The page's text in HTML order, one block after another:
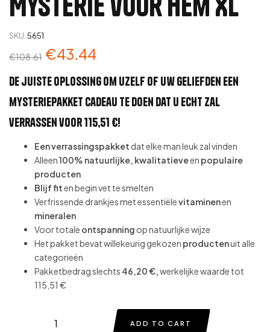
SKU:5651
€108.61 €43.44
De juiste oplossing om uzelf of uw geliefden een
mysteriepakket cadeau te doen dat u echt zal
verrassen voor 115,51 €!
Een verrassingspakket dat elke man leuk zal vinden
Alleen100% natuurlijke, kwalitatieveen populaire
producten
Blijf fiten begin vet te smelten
Verfrissende drankjes met essentiëlevitaminenen
mineralen
Voor totale ontspanning op natuurlijke wijze
Het pakket bevat willekeurig gekozen productenuit alle
categorieën
Pakketbedrag slechts 46,20 €,werkelijke waarde tot
115,51 €
ADD TO CART